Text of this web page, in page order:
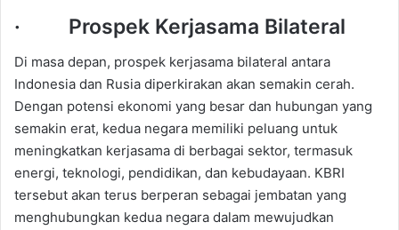
· Prospek Kerjasama Bilateral
Di masa depan, prospek kerjasama bilateral antara
Indonesia dan Rusia diperkirakan akan semakin cerah.
Dengan potensi ekonomi yang besar dan hubungan yang
semakin erat, kedua negara memiliki peluang untuk
meningkatkan kerjasama di berbagai sektor, termasuk
energi, teknologi, pendidikan, dan kebudayaan. KBRI
tersebut akan terus berperan sebagai jembatan yang
menghubungkan kedua negara dalam mewujudkan